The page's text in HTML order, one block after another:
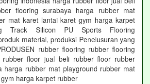
flooring surabaya harga rubber mat
mat karet lantai karet gym harga karpet
Track Silicon PU Sports Flooring
material, produksi Penelusuran yang
rubber flooring rubber flooring
rubber floor jual beli rubber floor rubber
harga rubber mat playground rubber mat
harga karpet rubber